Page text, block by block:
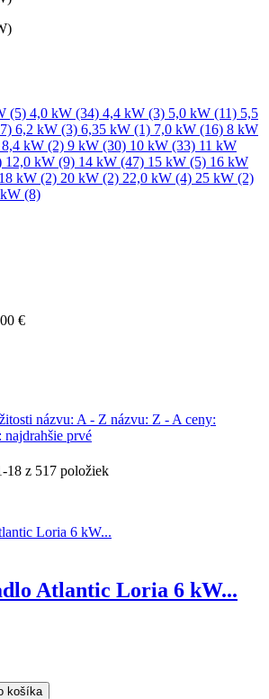
(5) 4,0 kW (34) 4,4 kW (3) 5,0 kW (11) 5,5
6,2 kW (3) 6,35 kW (1) 7,0 kW (16) 8 kW
8,4 kW (2) 9 kW (30) 10 kW (33) 11 kW
12,0 kW (9) 14 kW (47) 15 kW (5) 16 kW
18 kW (2) 20 kW (2) 22,0 kW (4) 25 kW (2)
(8)
€
názvu: A - Z názvu: Z - A ceny:
najdrahšie prvé
18 z 517 položiek
Atlantic Loria 6 kW...
košíka